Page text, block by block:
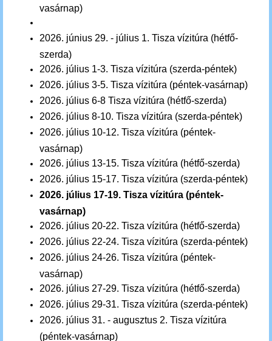
vasárnap)
2026. június 29. - július 1. Tisza vízitúra (hétfő-
szerda)
2026. július 1-3. Tisza vízitúra (szerda-péntek)
2026. július 3-5. Tisza vízitúra (péntek-vasárnap)
2026. július 6-8 Tisza vízitúra (hétfő-szerda)
2026. július 8-10. Tisza vízitúra (szerda-péntek)
2026. július 10-12. Tisza vízitúra (péntek-
vasárnap)
2026. július 13-15. Tisza vízitúra (hétfő-szerda)
2026. július 15-17. Tisza vízitúra (szerda-péntek)
2026. július 17-19. Tisza vízitúra (péntek-
vasárnap)
2026. július 20-22. Tisza vízitúra (hétfő-szerda)
2026. július 22-24. Tisza vízitúra (szerda-péntek)
2026. július 24-26. Tisza vízitúra (péntek-
vasárnap)
2026. július 27-29. Tisza vízitúra (hétfő-szerda)
2026. július 29-31. Tisza vízitúra (szerda-péntek)
2026. július 31. - augusztus 2. Tisza vízitúra
(péntek-vasárnap)